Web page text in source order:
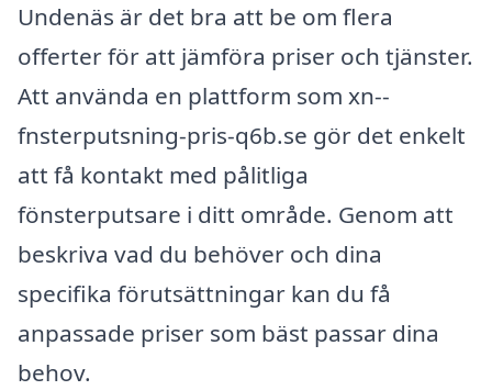
Undenäs är det bra att be om flera
offerter för att jämföra priser och tjänster.
Att använda en plattform som xn--
fnsterputsning-pris-q6b.se gör det enkelt
att få kontakt med pålitliga
fönsterputsare i ditt område. Genom att
beskriva vad du behöver och dina
specifika förutsättningar kan du få
anpassade priser som bäst passar dina
behov.